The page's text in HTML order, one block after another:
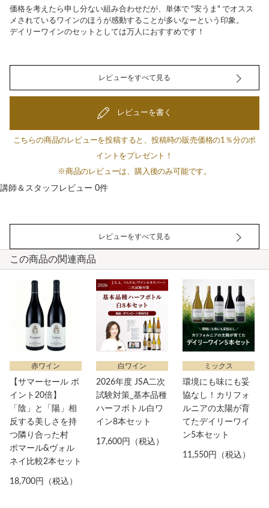
価格を考えたら申し分ない組み合わせだが、単体で "安うま" でオスス
メされているワインのほうが感動することが多いなーという印象。
デイリーワインのセットとしては万人におすすめです！
レビューをすべて見る
レビューを書く
こちらの商品のレビューを投稿すると、投稿時の販売価格の1％分のポ
イントをプレゼント！
※商品のレビューは、購入後のみ可能です。
講師＆スタッフレビュー 0件
レビューをすべて見る
この商品の関連商品
赤ワイン
【サマーセール ポ
イント20倍】
「陰」と「陽」相
反する美しさを持
つ隣り合った村
ポマール&ヴォル
ネイ比較2本セット
18,700円（税込）
白ワイン
2026年度 JSA二次
試験対策_基本品種
ハーフボトル白ワ
イン8本セット
17,600円（税込）
ミックス
環境にも味にも妥
協なし！カリフォ
ルニアの太陽が育
てたデイリーワイ
ン5本セット
11,550円（税込）